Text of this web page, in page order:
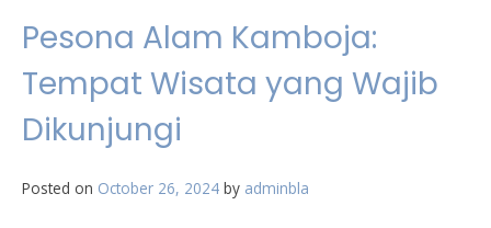
Pesona Alam Kamboja:
Tempat Wisata yang Wajib
Dikunjungi
Posted on October 26, 2024 by adminbla